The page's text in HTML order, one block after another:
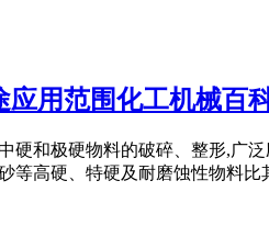
用范围化工机械百
硬和极硬物料的破碎、整形,广
等高硬、特硬及耐磨蚀性物料比